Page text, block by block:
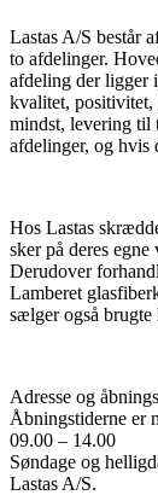
Lastas A/S består
to afdelinger.
afdeling der ligger
kvalitet, positivitet,
mindst, levering til
afdelinger, og hvis
Hos Lastas
sker på deres
Derudover
Lamberet
sælger også brugte
Adresse og
Åbningstiderne er
09.00 – 14.00
Søndage og
Lastas A/S.